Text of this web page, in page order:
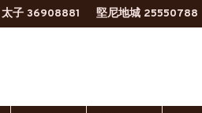
太子 36908881 堅尼地城 25550788